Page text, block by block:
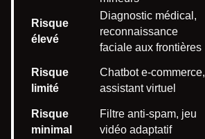
Risque
élevé
Diagnostic médical,
reconnaissance
faciale aux frontières
Risque
limité
Chatbot e-commerce,
assistant virtuel
Risque
minimal
Filtre anti-spam, jeu
vidéo adaptatif